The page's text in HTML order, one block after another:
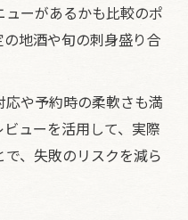
ーがあるかも比較のポ
地酒や旬の刺身盛り合
や予約時の柔軟さも満
ューを活用して、実際
、失敗のリスクを減ら